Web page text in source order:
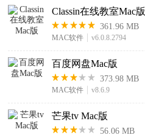
Classin在线教室Mac版
361.96 MB
MAC软件 v6.0.8.2794
百度网盘Mac版
373.98 MB
MAC软件 v8.6.9
芒果tv Mac版
56.06 MB